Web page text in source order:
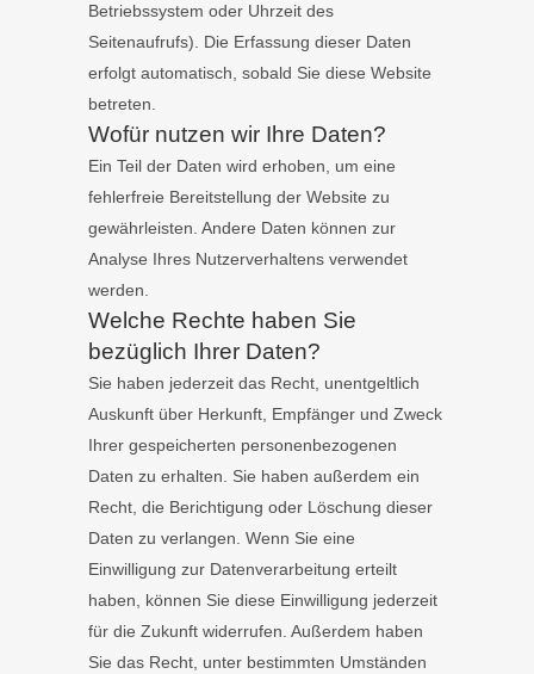
Betriebssystem oder Uhrzeit des
Seitenaufrufs). Die Erfassung dieser Daten
erfolgt automatisch, sobald Sie diese Website
betreten.
Wofür nutzen wir Ihre Daten?
Ein Teil der Daten wird erhoben, um eine
fehlerfreie Bereitstellung der Website zu
gewährleisten. Andere Daten können zur
Analyse Ihres Nutzerverhaltens verwendet
werden.
Welche Rechte haben Sie
bezüglich Ihrer Daten?
Sie haben jederzeit das Recht, unentgeltlich
Auskunft über Herkunft, Empfänger und Zweck
Ihrer gespeicherten personenbezogenen
Daten zu erhalten. Sie haben außerdem ein
Recht, die Berichtigung oder Löschung dieser
Daten zu verlangen. Wenn Sie eine
Einwilligung zur Datenverarbeitung erteilt
haben, können Sie diese Einwilligung jederzeit
für die Zukunft widerrufen. Außerdem haben
Sie das Recht, unter bestimmten Umständen